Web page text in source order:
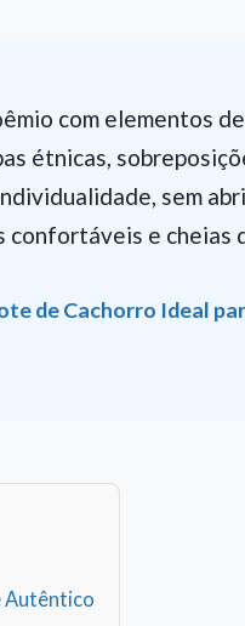
com elementos
étnicas,
sem
confortáveis e cheias
de Cachorro Ideal
Autêntico